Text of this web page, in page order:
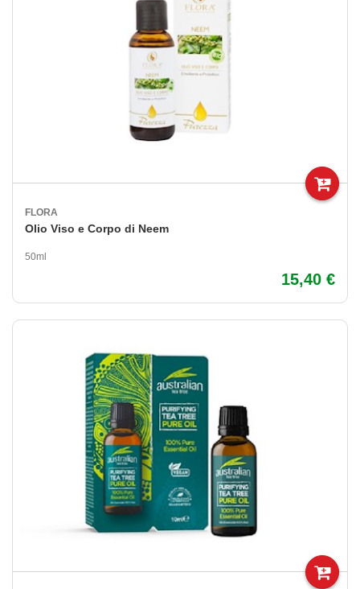
FLORA
Olio Viso e Corpo di Neem
50ml
15,40 €